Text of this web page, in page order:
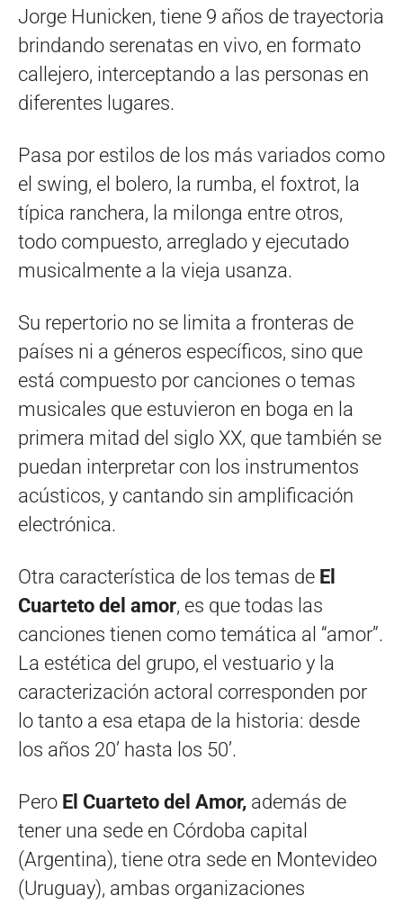
Jorge Hunicken, tiene 9 años de trayectoria
brindando serenatas en vivo, en formato
callejero, interceptando a las personas en
diferentes lugares.
Pasa por estilos de los más variados como
el swing, el bolero, la rumba, el foxtrot, la
típica ranchera, la milonga entre otros,
todo compuesto, arreglado y ejecutado
musicalmente a la vieja usanza.
Su repertorio no se limita a fronteras de
países ni a géneros específicos, sino que
está compuesto por canciones o temas
musicales que estuvieron en boga en la
primera mitad del siglo XX, que también se
puedan interpretar con los instrumentos
acústicos, y cantando sin amplificación
electrónica.
Otra característica de los temas de El
Cuarteto del amor, es que todas las
canciones tienen como temática al “amor”.
La estética del grupo, el vestuario y la
caracterización actoral corresponden por
lo tanto a esa etapa de la historia: desde
los años 20’ hasta los 50’.
Pero El Cuarteto del Amor, además de
tener una sede en Córdoba capital
(Argentina), tiene otra sede en Montevideo
(Uruguay), ambas organizaciones